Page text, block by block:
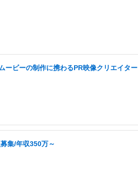
ービーの制作に携わるPR映像クリエイター
集/年収350万～